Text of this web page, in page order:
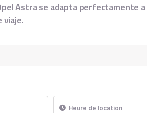
Astra se adapta perfectamente a
viaje.